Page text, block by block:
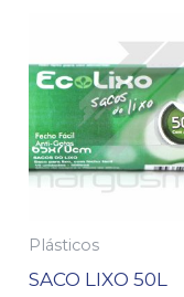
Plásticos
SACO LIXO 50L